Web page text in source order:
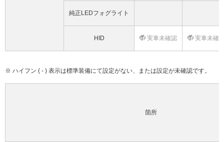
純正LEDフォグライト
HID 実車未確認 実車未確
※ ハイフン ( - ) 表示は標準装備にて設定がない、または設定が未確認です。
箇所